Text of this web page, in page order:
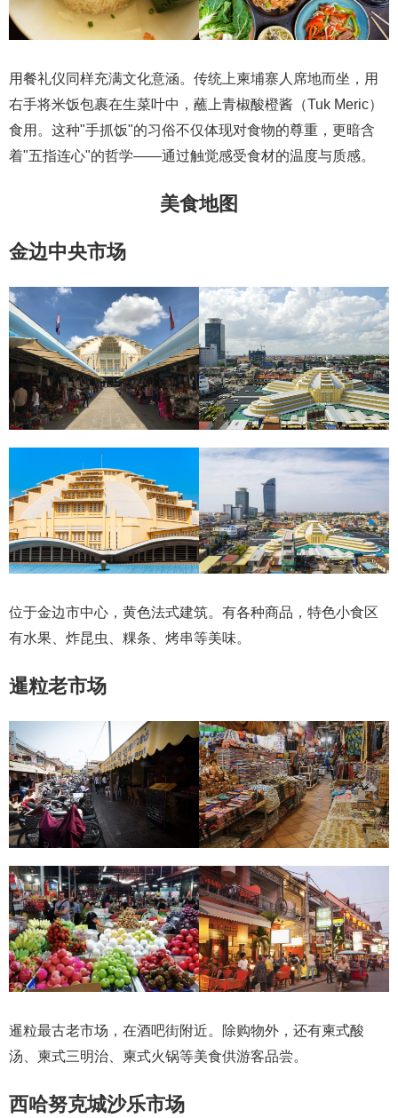
用餐礼仪同样充满文化意涵。传统上柬埔寨人席地而坐，用
右手将米饭包裹在生菜叶中，蘸上青椒酸橙酱（Tuk Meric）
食用。这种"手抓饭"的习俗不仅体现对食物的尊重，更暗含
着"五指连心"的哲学——通过触觉感受食材的温度与质感。
美食地图
金边中央市场
位于金边市中心，黄色法式建筑。有各种商品，特色小食区
有水果、炸昆虫、粿条、烤串等美味。
暹粒老市场
暹粒最古老市场，在酒吧街附近。除购物外，还有柬式酸
汤、柬式三明治、柬式火锅等美食供游客品尝。
西哈努克城沙乐市场